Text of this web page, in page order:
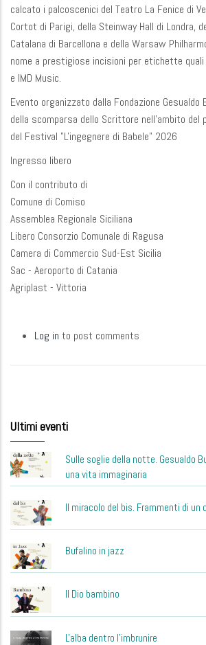
calcato i palcoscenici del Teatro La Fenice di
Cortot di Parigi, della Steinway Hall di Londra,
Catalana di Barcellona e della Warsaw
nome a prestigiose incisioni per etichette quali
e IMD Music.
Evento organizzato dalla Fondazione Gesualdo
della scomparsa dello Scrittore nell'ambito del
del Festival "L'ingegnere di Babele" 2026
Ingresso libero
Con il contributo di
Comune di Comiso
Assemblea Regionale Siciliana
Libero Consorzio Comunale di Ragusa
Camera di Commercio Sud-Est Sicilia
Sac - Aeroporto di Catania
Agriplast - Vittoria
Log in to post comments
Ultimi eventi
Sulle soglie della notte. Gesualdo
una vita immaginaria
Il miracolo del bis. Frammenti di un
Bufalino in jazz
Il Dio bambino
L'alba dentro l'imbrunire